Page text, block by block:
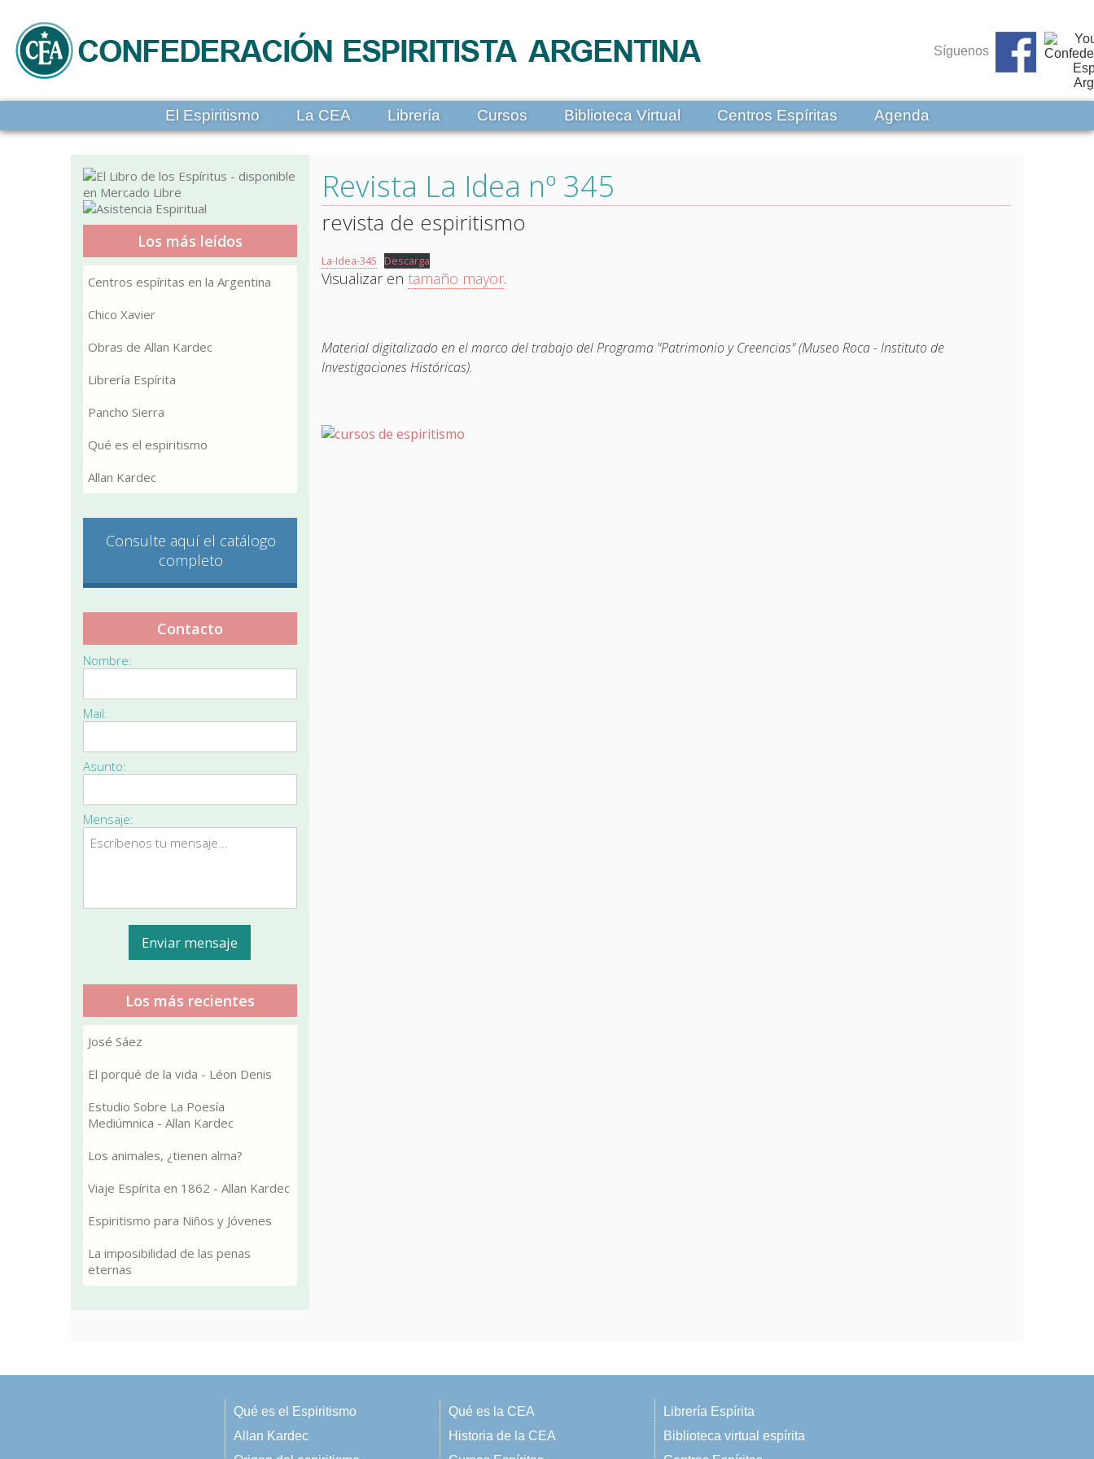
Síguenos
El Espiritismo La CEA Librería Cursos Biblioteca Virtual Centros Espíritas Agenda
Revista La Idea nº 345
revista de espiritismo
La-Idea-345 Descarga
Visualizar en tamaño mayor.
Material digitalizado en el marco del trabajo del Programa "Patrimonio y Creencias" (Museo Roca - Instituto de
Investigaciones Históricas).
Los más leídos
Centros espíritas en la Argentina
Chico Xavier
Obras de Allan Kardec
Librería Espírita
Pancho Sierra
Qué es el espiritismo
Allan Kardec
Consulte aquí el catálogo
completo
Contacto
Nombre:
Mail:
Asunto:
Mensaje:
Los más recientes
José Sáez
El porqué de la vida - Léon Denis
Estudio Sobre La Poesía
Mediúmnica - Allan Kardec
Los animales, ¿tienen alma?
Viaje Espírita en 1862 - Allan Kardec
Espiritismo para Niños y Jóvenes
La imposibilidad de las penas
eternas
Qué es el Espiritismo
Allan Kardec
Qué es la CEA
Historia de la CEA
Librería Espírita
Biblioteca virtual espírita